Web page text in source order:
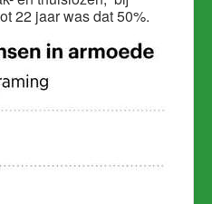
22 jaar was dat 50%.